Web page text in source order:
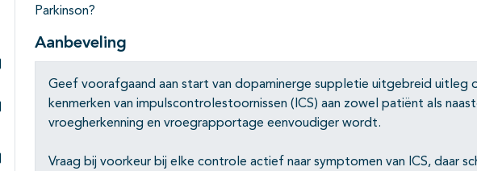
Subpagina's open- en dichtklappen
Subpagina's open- en dichtklappen
Parkinson?
Aanbeveling
Geef voorafgaand aan start van dopaminerge suppletie uitgebreid uitleg
kenmerken van impulscontrolestoornissen (ICS) aan zowel patiënt als
vroegherkenning en vroegrapportage eenvoudiger wordt.
Vraag bij voorkeur bij elke controle actief naar symptomen van ICS, daar